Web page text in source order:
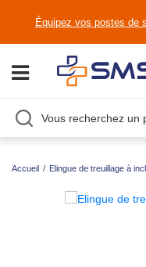
Équipez vos postes de
Accueil / Elingue de treuillage à